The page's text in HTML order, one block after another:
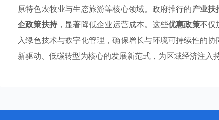
原特色农牧业与生态旅游等核心领域。政府推行的产业扶
企政策扶持 ，显著降低企业运营成本。这些优惠政策不仅
入绿色技术与数字化管理，确保增长与环境可持续性的
新驱动、低碳转型为核心的发展新范式，为区域经济注入